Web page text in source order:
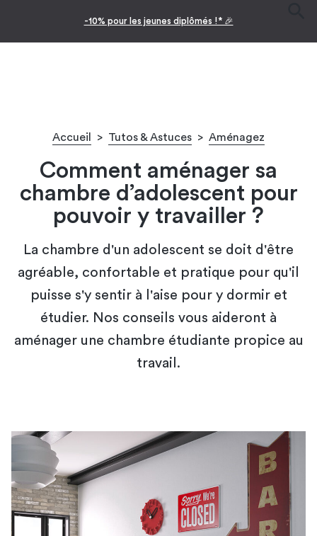
-10% pour les jeunes diplômés !* 🎉
Accueil > Tutos & Astuces > Aménagez
Comment aménager sa
chambre d’adolescent pour
pouvoir y travailler ?
La chambre d'un adolescent se doit d'être
agréable, confortable et pratique pour qu'il
puisse s'y sentir à l'aise pour y dormir et
étudier. Nos conseils vous aideront à
aménager une chambre étudiante propice au
travail.